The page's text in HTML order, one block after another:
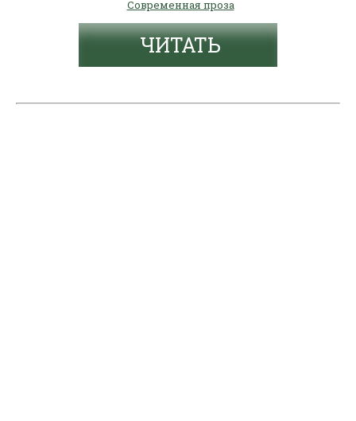
Современная проза
ЧИТАТЬ